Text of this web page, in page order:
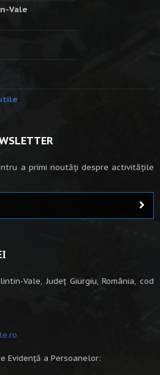
Vale
a primi noutăți despre activitățile
Vale, Județ Giurgiu, România, cod
Evidență a Persoanelor: